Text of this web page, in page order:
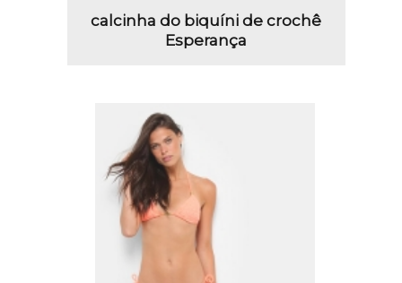
calcinha do biquíni de crochê
Esperança